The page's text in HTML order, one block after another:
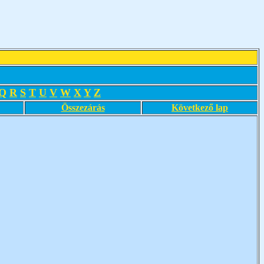
R S T U V W X Y Z
Összezárás Következő lap